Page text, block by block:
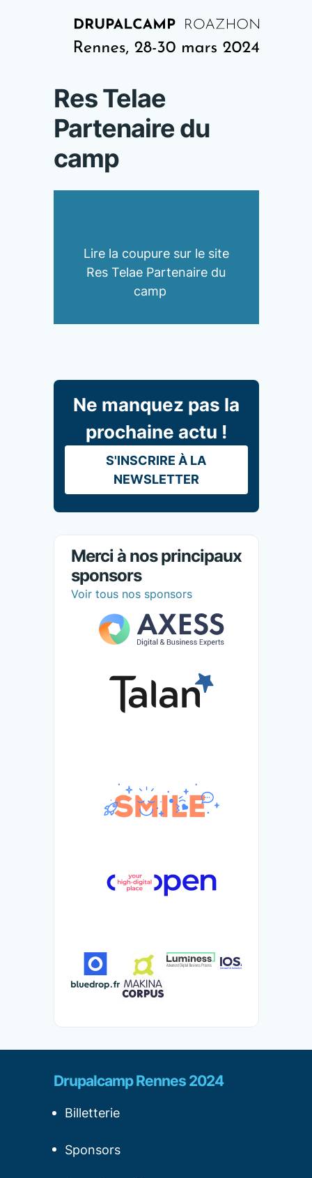
Res Telae
Partenaire du
camp
Lire la coupure sur le site
Res Telae Partenaire du
camp
Ne manquez pas la
prochaine actu !
S'INSCRIRE À LA
NEWSLETTER
Merci à nos principaux
sponsors
Voir tous nos sponsors
Drupalcamp Rennes 2024
Billetterie
Sponsors